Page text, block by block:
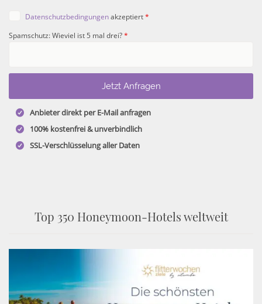
Datenschutzbedingungenakzeptiert*
Spamschutz: Wieviel ist 5 mal drei?*
Anbieter direkt per E-Mail anfragen
100% kostenfrei & unverbindlich
SSL-Verschlüsselung aller Daten
Top 350 Honeymoon-Hotels weltweit